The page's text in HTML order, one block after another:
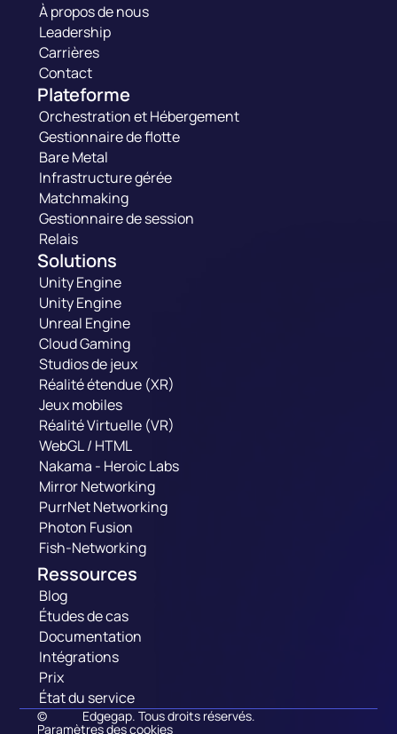
À propos de nous
Leadership
Carrières
Contact
Plateforme
Orchestration et Hébergement
Gestionnaire de flotte
Bare Metal
Infrastructure gérée
Matchmaking
Gestionnaire de session
Relais
Solutions
Unity Engine
Unity Engine
Unreal Engine
Cloud Gaming
Studios de jeux
Réalité étendue (XR)
Jeux mobiles
Réalité Virtuelle (VR)
WebGL / HTML
Nakama - Heroic Labs
Mirror Networking
PurrNet Networking
Photon Fusion
Fish-Networking
Ressources
Blog
Études de cas
Documentation
Intégrations
Prix
État du service
© Edgegap. Tous droits réservés.
Paramètres des cookies